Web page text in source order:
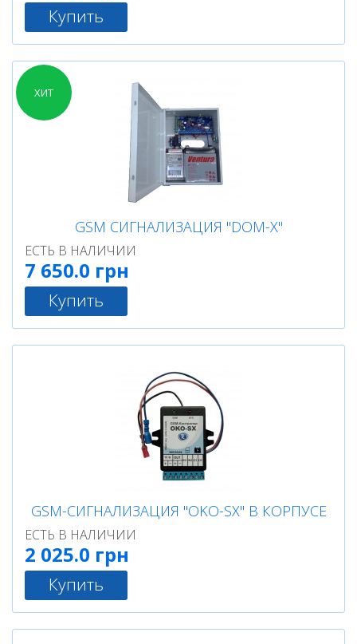
Купить
ХИТ
GSM СИГНАЛИЗАЦИЯ "DOM-X"
ЕСТЬ В НАЛИЧИИ
7 650.0 грн
Купить
GSM-СИГНАЛИЗАЦИЯ "OKO-SX" В КОРПУСЕ
ЕСТЬ В НАЛИЧИИ
2 025.0 грн
Купить